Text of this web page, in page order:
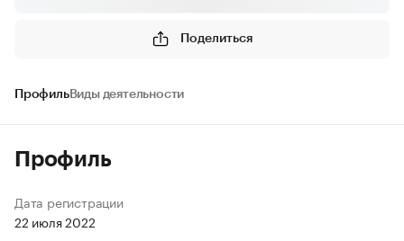
Поделиться
ПрофильВиды деятельности
Профиль
Дата регистрации
22 июля 2022